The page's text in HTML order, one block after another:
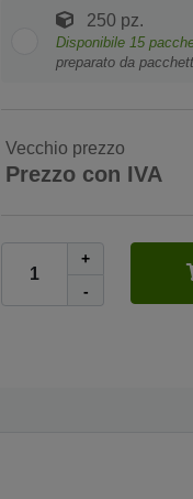
250 pz.
Disponibile 15
preparato da
Vecchio prezzo
Prezzo con IVA
+
-